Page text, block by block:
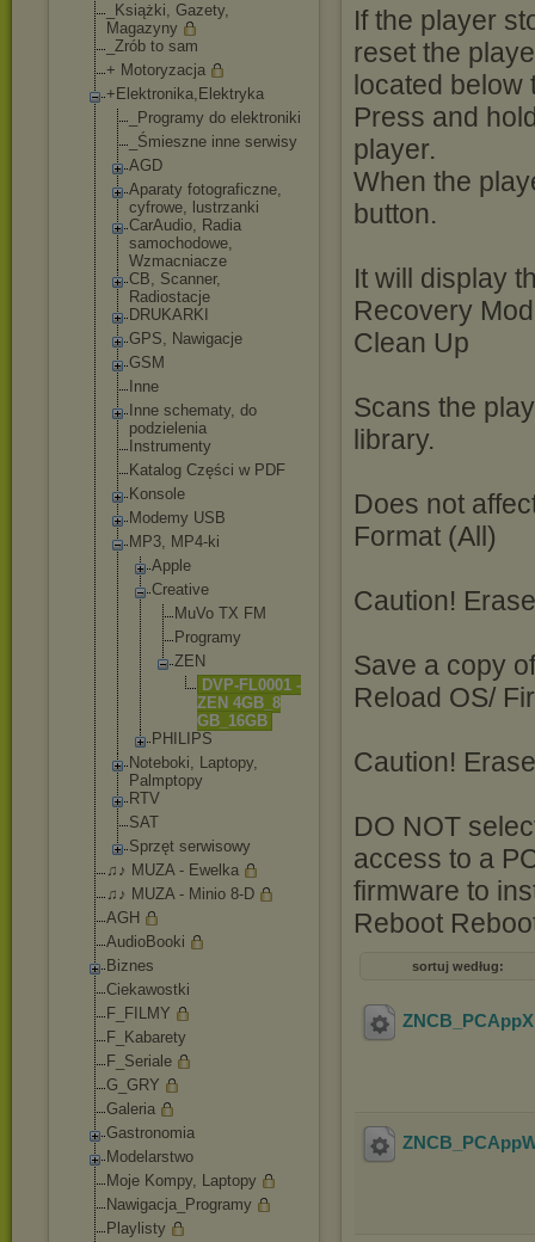
_Książki, Gazety,
Magazyny
_Zrób to sam
+ Motoryzacja
+Elektronika,Elektryka
_Programy do elektroniki
_Śmieszne inne serwisy
AGD
Aparaty fotograficzne,
cyfrowe, lustrzanki
CarAudio, Radia
samochodowe,
Wzmacniacze
CB, Scanner,
Radiostacje
DRUKARKI
GPS, Nawigacje
GSM
Inne
Inne schematy, do
podzielenia
Instrumenty
Katalog Części w PDF
Konsole
Modemy USB
MP3, MP4-ki
Apple
Creative
MuVo TX FM
Programy
ZEN
DVP-FL0001 -
ZEN 4GB_8
GB_16GB
PHILIPS
Noteboki, Laptopy,
Palmptopy
RTV
SAT
Sprzęt serwisowy
♫♪ MUZA - Ewelka
♫♪ MUZA - Minio 8-D
AGH
AudioBooki
Biznes
Ciekawostki
F_FILMY
F_Kabarety
F_Seriale
G_GRY
Galeria
Gastronomia
Modelarstwo
Moje Kompy, Laptopy
Nawigacja_Programy
Playlisty
If the player
reset the
located below
Press and
player.
When the
button.
It will display
Recovery
Clean Up
Scans the
library.
Does not
Format (All)
Caution!
Save a copy
Reload OS/
Caution!
DO NOT
access to a
firmware to
Reboot
sortuj według: